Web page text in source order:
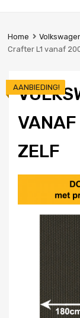
Home
Crafter L1 vanaf
ZELF
AANBIEDING!